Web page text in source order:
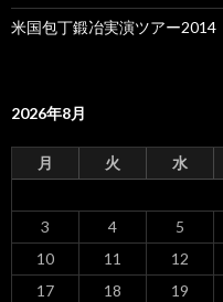
米国包丁鍛冶実演ツアー2014
2026年8月
月 火 水
3
4 5
10
11 12
17
18 19